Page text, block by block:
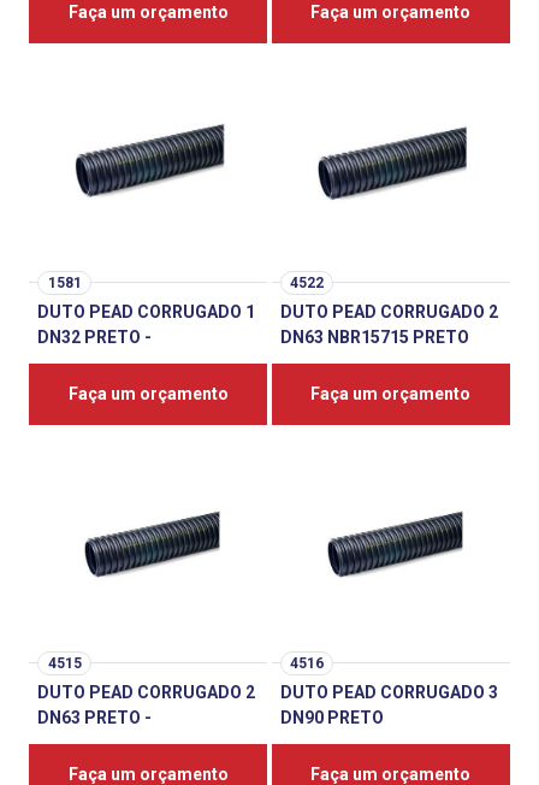
Faça um orçamento Faça um orçamento
1581
DUTO PEAD CORRUGADO 1
DN32 PRETO -
Faça um orçamento
4522
DUTO PEAD CORRUGADO 2
DN63 NBR15715 PRETO
Faça um orçamento
4515
DUTO PEAD CORRUGADO 2
DN63 PRETO -
Faça um orçamento
4516
DUTO PEAD CORRUGADO 3
DN90 PRETO
Faça um orçamento